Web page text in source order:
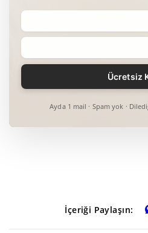
Ayda 1 mail · Spam yok ·
İçeriği Paylaşın: